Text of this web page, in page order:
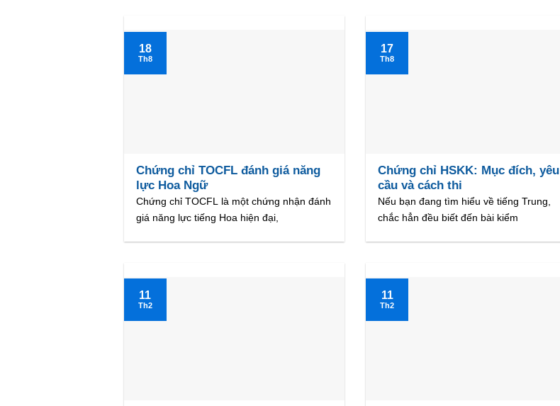
Chứng chỉ TOCFL đánh giá năng
lực Hoa Ngữ
Chứng chỉ TOCFL là một chứng nhận đánh
giá năng lực tiếng Hoa hiện đại,
18
Th8
Chứng chỉ HSKK: Mục đích, yêu
cầu và cách thi
Nếu bạn đang tìm hiểu về tiếng Trung,
chắc hẳn đều biết đến bài kiểm
17
Th8
11
Th2
11
Th2